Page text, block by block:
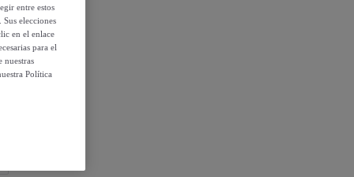
entre estos
elecciones
en el enlace
para el
nuestras
Política